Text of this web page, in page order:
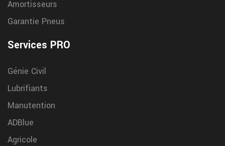
Chez Garrigue Vulco Tarbes nous proposons des contrats sur
mesure pour la gestion des pneus de vos camions ou utilitaires
Amortisseurs
Garantie Pneus
Services PRO
Génie Civil
Lubrifiants
Manutention
ADBlue
Agricole